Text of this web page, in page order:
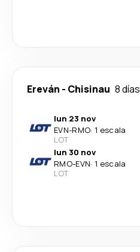
Ereván - Chisinau 8 días
lun 23 nov
EVN-RMO· 1 escala
LOT
lun 30 nov
RMO-EVN· 1 escala
LOT